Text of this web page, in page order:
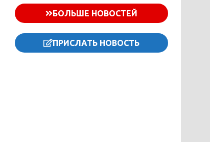
БОЛЬШЕ НОВОСТЕЙ
ПРИСЛАТЬ НОВОСТЬ